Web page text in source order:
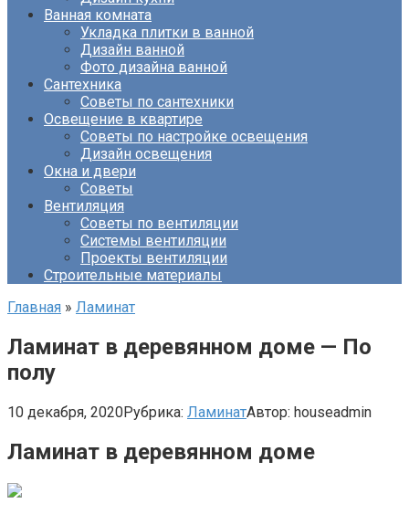
Ванная комната
Укладка плитки в ванной
Дизайн ванной
Фото дизайна ванной
Сантехника
Советы по сантехники
Освещение в квартире
Советы по настройке освещения
Дизайн освещения
Окна и двери
Советы
Вентиляция
Советы по вентиляции
Системы вентиляции
Проекты вентиляции
Строительные материалы
Главная » Ламинат
Ламинат в деревянном доме — По
полу
10 декабря, 2020Рубрика: ЛаминатАвтор: houseadmin
Ламинат в деревянном доме